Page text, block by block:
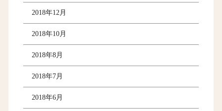
2018年12月
2018年10月
2018年8月
2018年7月
2018年6月